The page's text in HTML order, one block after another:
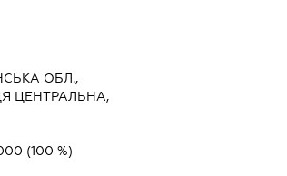
ОБЛ.,
ЦЕНТРАЛЬНА,
(100 %)